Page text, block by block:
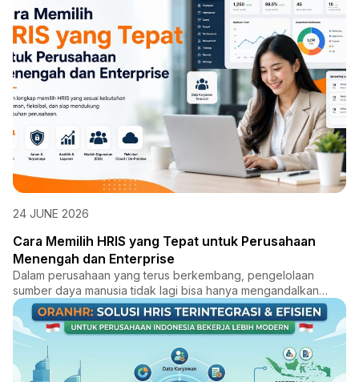
24 JUNE 2026
Cara Memilih HRIS yang Tepat untuk Perusahaan
Menengah dan Enterprise
Dalam perusahaan yang terus berkembang, pengelolaan
sumber daya manusia tidak lagi bisa hanya mengandalkan
proses manual...